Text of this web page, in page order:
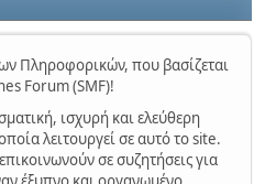
Πληροφορικών, που βασίζεται
Forum (SMF)!
ισχυρή και ελεύθερη
λειτουργεί σε αυτό το site.
σε συζητήσεις για